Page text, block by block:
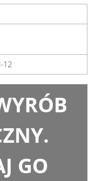
12
GO